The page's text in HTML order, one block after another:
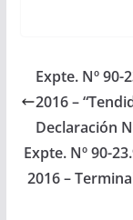
incluya en el
Obras del
General de la
Ejercicio
Expte. Nº 90-
2016 –
Declaración
Expte. Nº 90-
2016 –